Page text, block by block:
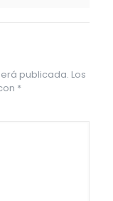
publicada. Los
*